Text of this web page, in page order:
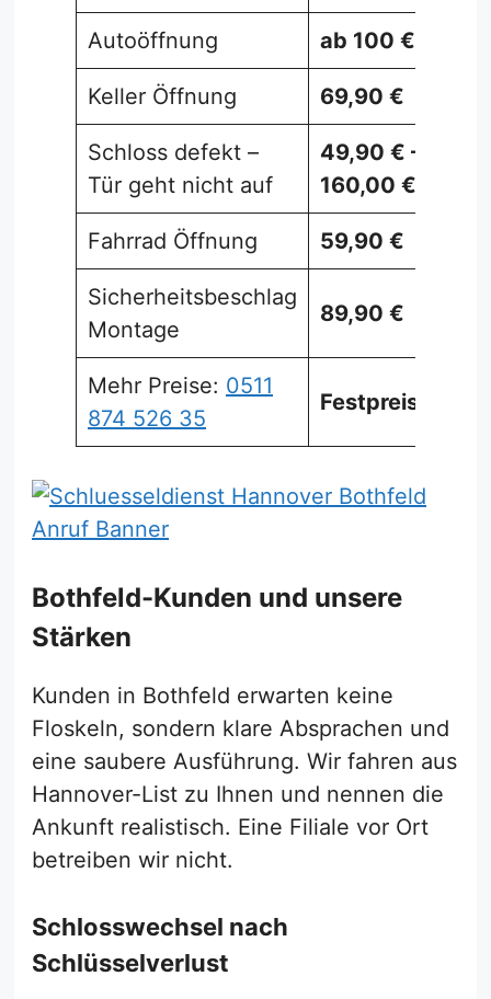
Autoöffnung ab 100 €
Keller Öffnung 69,90 €
Schloss defekt –
Tür geht nicht auf
49,90 € –
160,00 €
Fahrrad Öffnung 59,90 €
Sicherheitsbeschlag
Montage
89,90 €
Mehr Preise: 0511
874 526 35
Festpreise
Bothfeld-Kunden und unsere
Stärken
Kunden in Bothfeld erwarten keine
Floskeln, sondern klare Absprachen und
eine saubere Ausführung. Wir fahren aus
Hannover-List zu Ihnen und nennen die
Ankunft realistisch. Eine Filiale vor Ort
betreiben wir nicht.
Schlosswechsel nach
Schlüsselverlust